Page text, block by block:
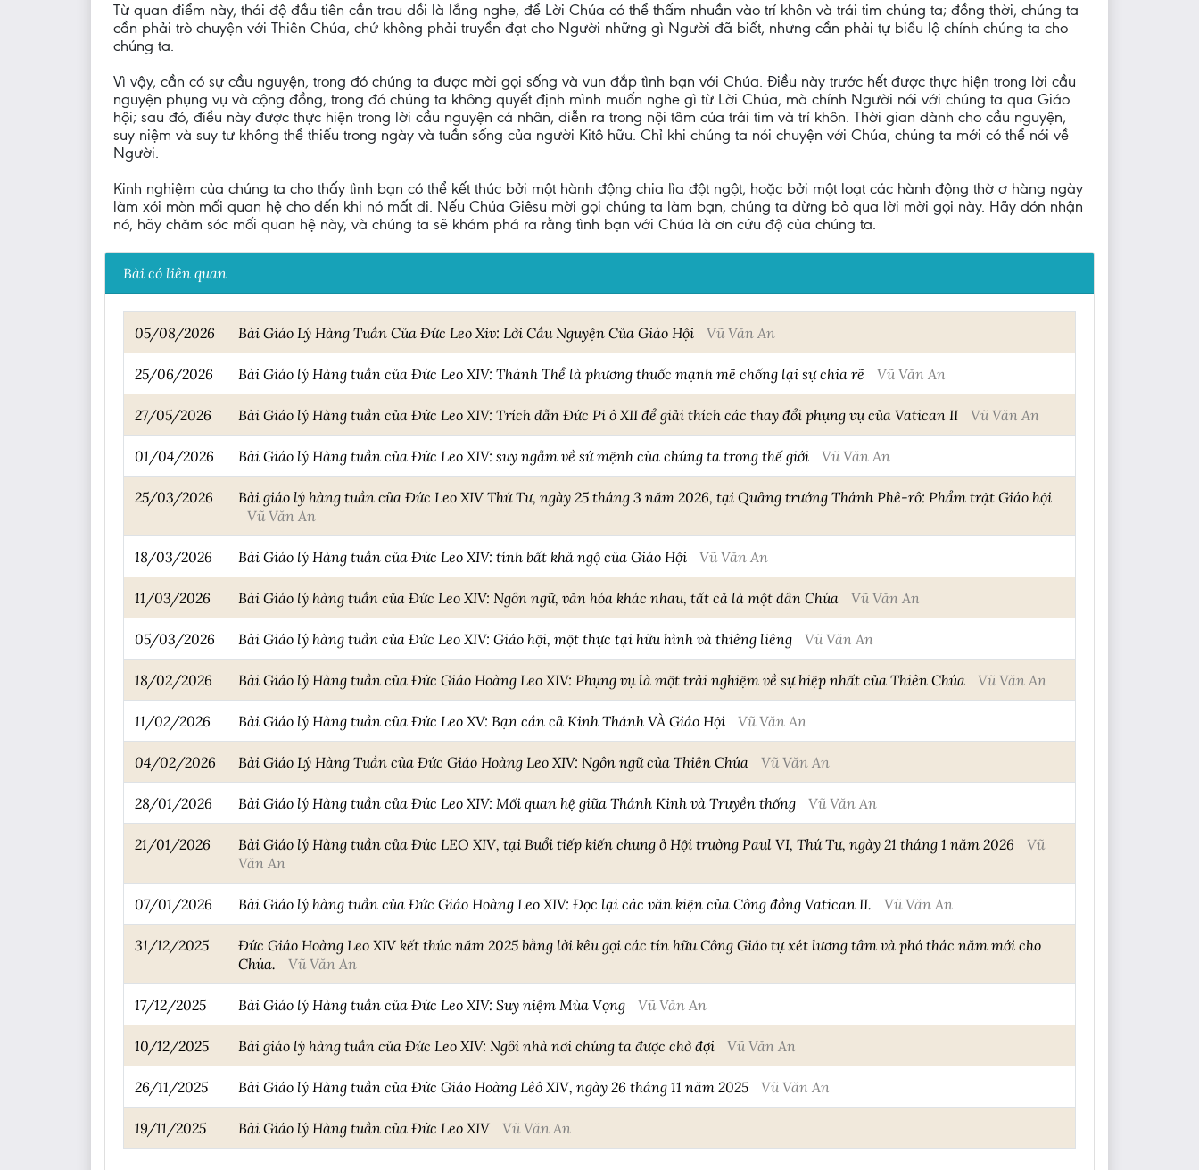
Từ quan điểm này, thái độ đầu tiên cần trau dồi là lắng nghe, để Lời Chúa có thể thấm nhuần vào trí khôn và trái tim chúng ta; đồng thời, chúng ta
cần phải trò chuyện với Thiên Chúa, chứ không phải truyền đạt cho Người những gì Người đã biết, nhưng cần phải tự biểu lộ chính chúng ta cho
chúng ta.
Vì vậy, cần có sự cầu nguyện, trong đó chúng ta được mời gọi sống và vun đắp tình bạn với Chúa. Điều này trước hết được thực hiện trong lời cầu
nguyện phụng vụ và cộng đồng, trong đó chúng ta không quyết định mình muốn nghe gì từ Lời Chúa, mà chính Người nói với chúng ta qua Giáo
hội; sau đó, điều này được thực hiện trong lời cầu nguyện cá nhân, diễn ra trong nội tâm của trái tim và trí khôn. Thời gian dành cho cầu nguyện,
suy niệm và suy tư không thể thiếu trong ngày và tuần sống của người Kitô hữu. Chỉ khi chúng ta nói chuyện với Chúa, chúng ta mới có thể nói về
Người.
Kinh nghiệm của chúng ta cho thấy tình bạn có thể kết thúc bởi một hành động chia lìa đột ngột, hoặc bởi một loạt các hành động thờ ơ hàng ngày
làm xói mòn mối quan hệ cho đến khi nó mất đi. Nếu Chúa Giêsu mời gọi chúng ta làm bạn, chúng ta đừng bỏ qua lời mời gọi này. Hãy đón nhận
nó, hãy chăm sóc mối quan hệ này, và chúng ta sẽ khám phá ra rằng tình bạn với Chúa là ơn cứu độ của chúng ta.
Bài có liên quan
05/08/2026 Bài Giáo Lý Hàng Tuần Của Đức Leo Xiv: Lời Cầu Nguyện Của Giáo Hội Vũ Văn An
25/06/2026 Bài Giáo lý Hàng tuần của Đức Leo XIV: Thánh Thể là phương thuốc mạnh mẽ chống lại sự chia rẽ Vũ Văn An
27/05/2026 Bài Giáo lý Hàng tuần của Đức Leo XIV: Trích dẫn Đức Pi ô XII để giải thích các thay đổi phụng vụ của Vatican II Vũ Văn An
01/04/2026 Bài Giáo lý Hàng tuần của Đức Leo XIV: suy ngẫm về sứ mệnh của chúng ta trong thế giới Vũ Văn An
25/03/2026
Bài giáo lý hàng tuần của Đức Leo XIV Thứ Tư, ngày 25 tháng 3 năm 2026, tại Quảng trướng Thánh Phê-rô: Phẩm trật Giáo hội
Vũ Văn An
18/03/2026 Bài Giáo lý Hàng tuần của Đức Leo XIV: tính bất khả ngộ của Giáo Hội Vũ Văn An
11/03/2026 Bài Giáo lý hàng tuần của Đức Leo XIV: Ngôn ngữ, văn hóa khác nhau, tất cả là một dân Chúa Vũ Văn An
05/03/2026 Bài Giáo lý hàng tuần của Đức Leo XIV: Giáo hội, một thực tại hữu hình và thiêng liêng Vũ Văn An
18/02/2026 Bài Giáo lý Hàng tuần của Đức Giáo Hoàng Leo XIV: Phụng vụ là một trải nghiệm về sự hiệp nhất của Thiên Chúa Vũ Văn An
11/02/2026 Bài Giáo lý Hàng tuần của Đức Leo XV: Bạn cần cả Kinh Thánh VÀ Giáo Hội Vũ Văn An
04/02/2026 Bài Giáo Lý Hàng Tuần của Đức Giáo Hoàng Leo XIV: Ngôn ngữ của Thiên Chúa Vũ Văn An
28/01/2026 Bài Giáo lý Hàng tuần của Đức Leo XIV: Mối quan hệ giữa Thánh Kinh và Truyền thống Vũ Văn An
21/01/2026 Bài Giáo lý Hàng tuần của Đức LEO XIV, tại Buổi tiếp kiến chung ở Hội trường Paul VI, Thứ Tư, ngày 21 tháng 1 năm 2026
Vũ
Văn An
07/01/2026 Bài Giáo lý hàng tuần của Đức Giáo Hoàng Leo XIV: Đọc lại các văn kiện của Công đồng Vatican II. Vũ Văn An
31/12/2025
Đức Giáo Hoàng Leo XIV kết thúc năm 2025 bằng lời kêu gọi các tín hữu Công Giáo tự xét lương tâm và phó thác năm mới cho
Chúa.
Vũ Văn An
17/12/2025 Bài Giáo lý Hàng tuần của Đức Leo XIV: Suy niệm Mùa Vọng Vũ Văn An
10/12/2025 Bài giáo lý hàng tuần của Đức Leo XIV: Ngôi nhà nơi chúng ta được chờ đợi Vũ Văn An
26/11/2025 Bài Giáo lý Hàng tuần của Đức Giáo Hoàng Lêô XIV, ngày 26 tháng 11 năm 2025 Vũ Văn An
19/11/2025 Bài Giáo lý Hàng tuần của Đức Leo XIV Vũ Văn An